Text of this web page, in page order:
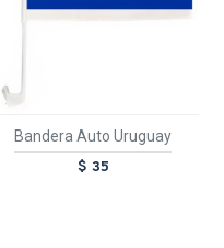
Bandera Auto Uruguay
$ 35